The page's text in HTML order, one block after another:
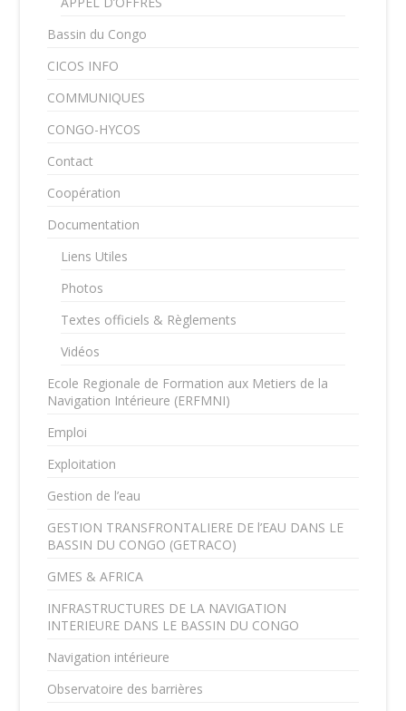
Bassin du Congo
CICOS INFO
COMMUNIQUES
CONGO-HYCOS
Contact
Coopération
Documentation
Liens Utiles
Photos
Textes officiels & Règlements
Vidéos
Ecole Regionale de Formation aux Metiers de la
Navigation Intérieure (ERFMNI)
Emploi
Exploitation
Gestion de l’eau
GESTION TRANSFRONTALIERE DE l’EAU DANS LE
BASSIN DU CONGO (GETRACO)
GMES & AFRICA
INFRASTRUCTURES DE LA NAVIGATION
INTERIEURE DANS LE BASSIN DU CONGO
Navigation intérieure
Observatoire des barrières